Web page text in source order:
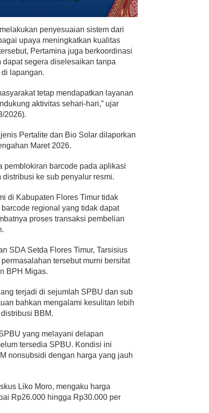
penyesuaian sistem dari
upaya meningkatkan kualitas
Pertamina juga berkoordinasi
segera diselesaikan tanpa
lapangan.
tetap mendapatkan layanan
aktivitas sehari-hari,” ujar
2026).
Pertalite dan Bio Solar dilaporkan
Maret 2026.
pemblokiran barcode pada aplikasi
ke sub penyalur resmi.
di Kabupaten Flores Timur tidak
regional yang tidak dapat
proses transaksi pembelian
SDA Setda Flores Timur, Tarsisius
tersebut murni bersifat
BPH Migas.
terjadi di sejumlah SPBU dan sub
bahkan mengalami kesulitan lebih
BBM.
yang melayani delapan
tersedia SPBU. Kondisi ini
nonsubsidi dengan harga yang jauh
Liko Moro, mengaku harga
Rp26.000 hingga Rp30.000 per